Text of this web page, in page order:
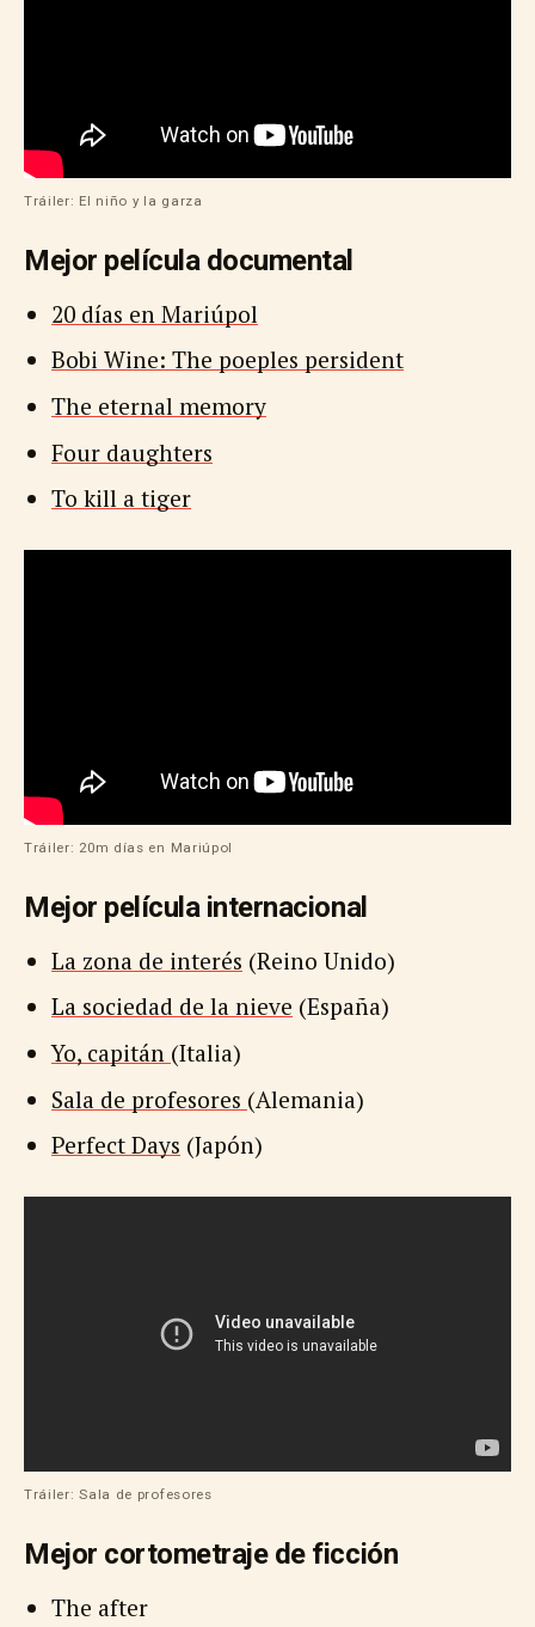
Tráiler: El niño y la garza
Mejor película documental
20 días en Mariúpol
Bobi Wine: The poeples persident
The eternal memory
Four daughters
To kill a tiger
Tráiler: 20m días en Mariúpol
Mejor película internacional
La zona de interés (Reino Unido)
La sociedad de la nieve (España)
Yo, capitán (Italia)
Sala de profesores (Alemania)
Perfect Days (Japón)
Tráiler: Sala de profesores
Mejor cortometraje de ficción
The after